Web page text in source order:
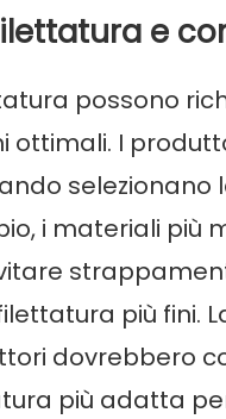
e
possono
ottimali. I
i materiali più
più fini.
dovrebbero
più adatta